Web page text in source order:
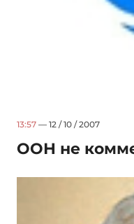
13:57 — 12 / 10 / 2007
ООН не